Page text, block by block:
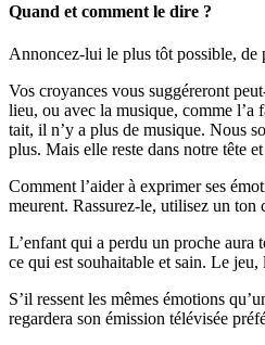
Quand et comment le dire ?
Annoncez-lui le plus tôt possible, de
Vos croyances vous suggéreront
lieu, ou avec la musique, comme l’a
tait, il n’y a plus de musique. Nous
plus. Mais elle reste dans notre tête
Comment l’aider à exprimer ses
meurent. Rassurez-le, utilisez un ton
L’enfant qui a perdu un proche aura
ce qui est souhaitable et sain. Le
S’il ressent les mêmes émotions
regardera son émission télévisée